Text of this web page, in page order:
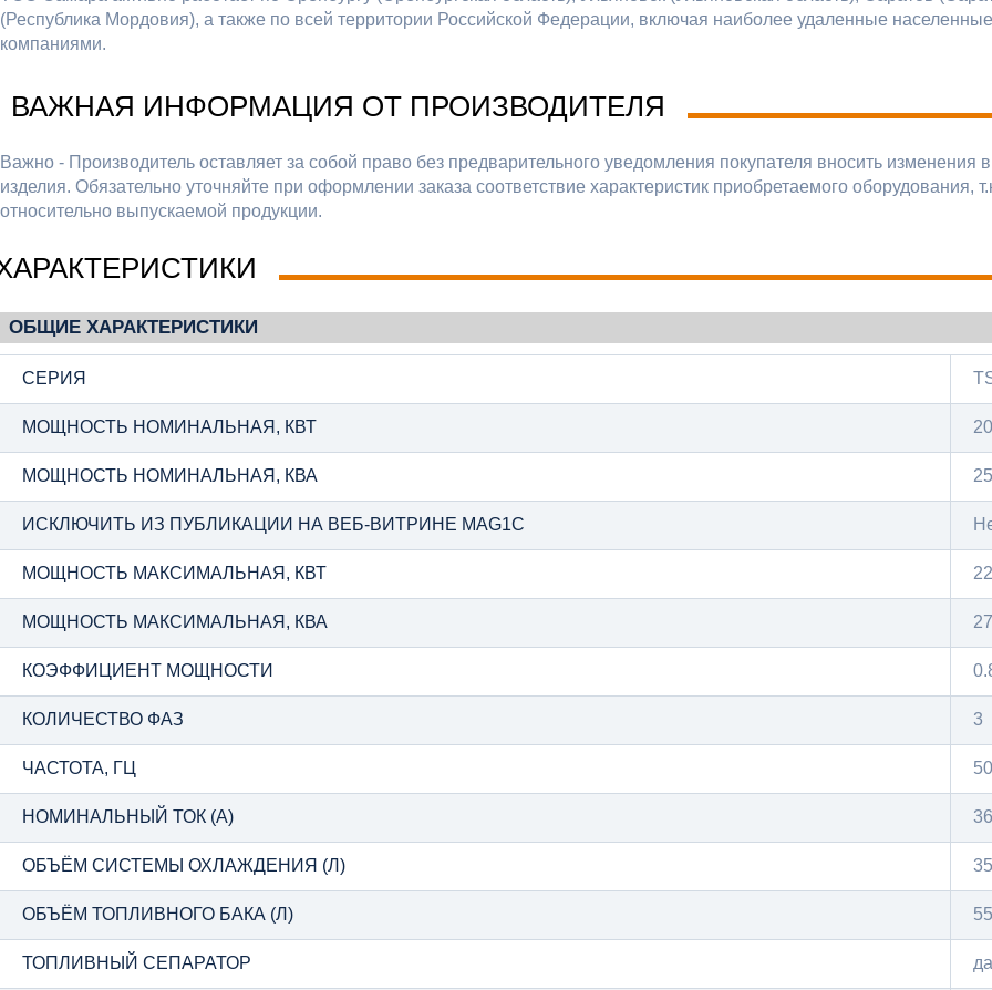
(Республика Мордовия), а также по всей территории Российской Федерации, включая наиболее удаленные
компаниями.
ВАЖНАЯ ИНФОРМАЦИЯ ОТ ПРОИЗВОДИТЕЛЯ
Важно - Производитель оставляет за собой право без предварительного уведомления покупателя вносить изменения
изделия. Обязательно уточняйте при оформлении заказа соответствие характеристик приобретаемого
относительно выпускаемой продукции.
ОБЩИЕ ХАРАКТЕРИСТИКИ
СЕРИЯ
МОЩНОСТЬ НОМИНАЛЬНАЯ, КВТ
МОЩНОСТЬ НОМИНАЛЬНАЯ, КВА
ИСКЛЮЧИТЬ ИЗ ПУБЛИКАЦИИ НА ВЕБ-ВИТРИНЕ MAG1C
МОЩНОСТЬ МАКСИМАЛЬНАЯ, КВТ
МОЩНОСТЬ МАКСИМАЛЬНАЯ, КВА
КОЭФФИЦИЕНТ МОЩНОСТИ
КОЛИЧЕСТВО ФАЗ 3
ЧАСТОТА, ГЦ 50
НОМИНАЛЬНЫЙ ТОК (А)
ОБЪЁМ СИСТЕМЫ ОХЛАЖДЕНИЯ (Л) 35
ОБЪЁМ ТОПЛИВНОГО БАКА (Л)
ТОПЛИВНЫЙ СЕПАРАТОР да